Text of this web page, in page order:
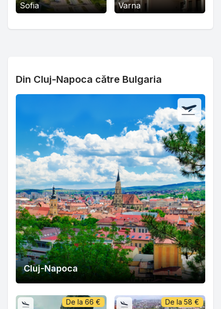
Sofia Varna
Din Cluj-Napoca către Bulgaria
Cluj-Napoca
De la 66 € De la 58 €